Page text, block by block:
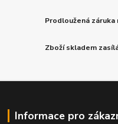
Prodloužená
Zboží skladem
Informace pro